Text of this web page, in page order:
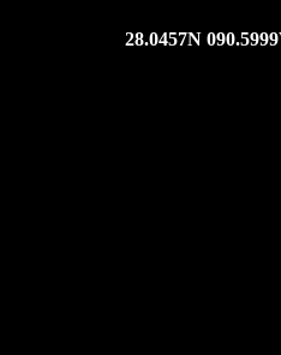
28.0457N